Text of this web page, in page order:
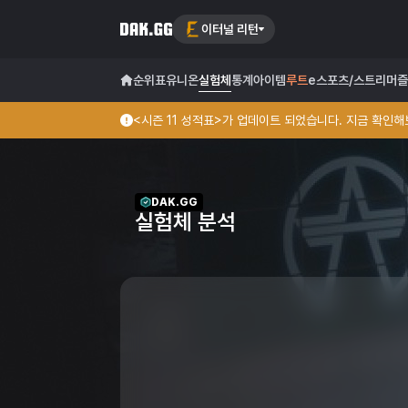
이터널 리턴
순위표유니온실험체 통계 아이템루트e스포츠/스트리머
<시즌 11 성적표>가 업데이트 되었습니다. 지금 확인
DAK.GG
실험체 분석